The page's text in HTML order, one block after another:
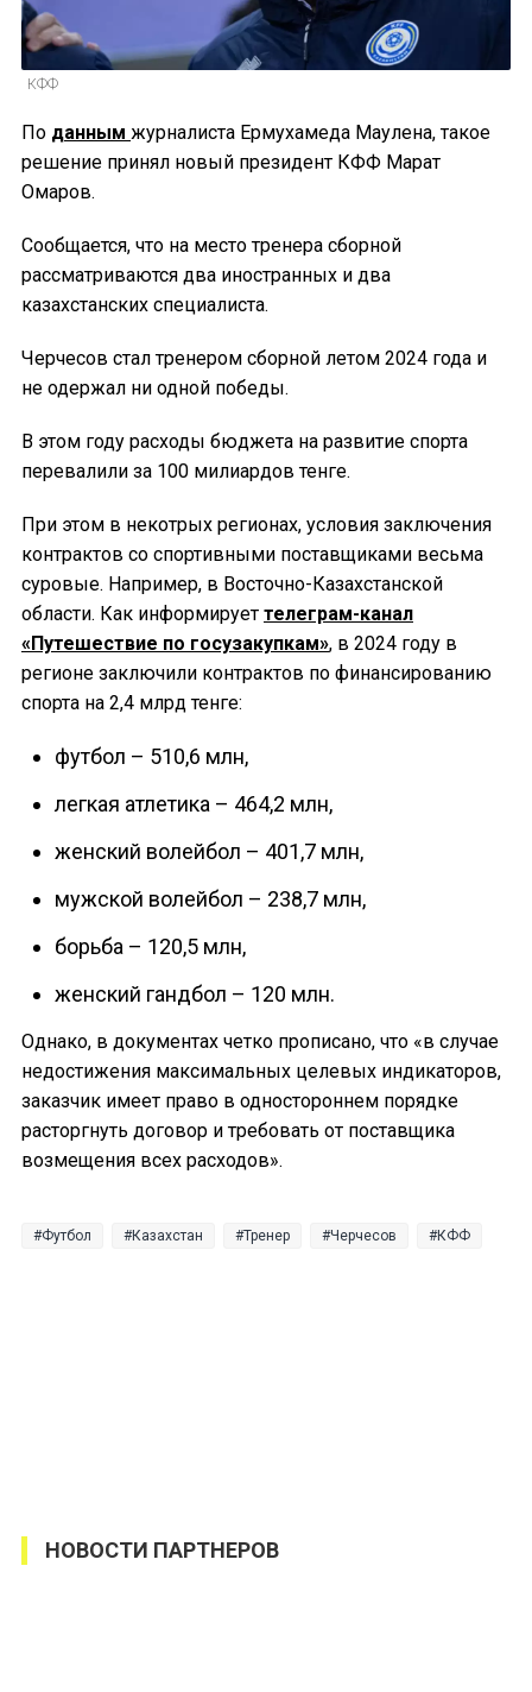
КФФ
По данным журналиста Ермухамеда Маулена, такое
решение принял новый президент КФФ Марат
Омаров.
Сообщается, что на место тренера сборной
рассматриваются два иностранных и два
казахстанских специалиста.
Черчесов стал тренером сборной летом 2024 года и
не одержал ни одной победы.
В этом году расходы бюджета на развитие спорта
перевалили за 100 милиардов тенге.
При этом в некотрых регионах, условия заключения
контрактов со спортивными поставщиками весьма
суровые. Например, в Восточно-Казахстанской
области. Как информирует телеграм-канал
«Путешествие по госузакупкам», в 2024 году в
регионе заключили контрактов по финансированию
спорта на 2,4 млрд тенге:
футбол – 510,6 млн,
легкая атлетика – 464,2 млн,
женский волейбол – 401,7 млн,
мужской волейбол – 238,7 млн,
борьба – 120,5 млн,
женский гандбол – 120 млн.
Однако, в документах четко прописано, что «в случае
недостижения максимальных целевых индикаторов,
заказчик имеет право в одностороннем порядке
расторгнуть договор и требовать от поставщика
возмещения всех расходов».
Футбол Казахстан Тренер Черчесов КФФ
НОВОСТИ ПАРТНЕРОВ